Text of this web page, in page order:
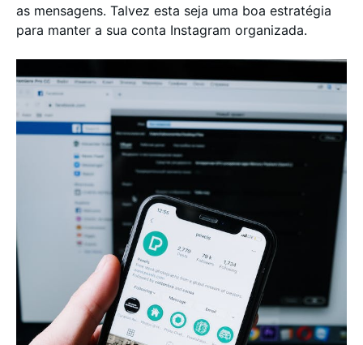
as mensagens. Talvez esta seja uma boa estratégia
para manter a sua conta Instagram organizada.